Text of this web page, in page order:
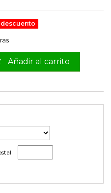
descuento
Añadir al carrito